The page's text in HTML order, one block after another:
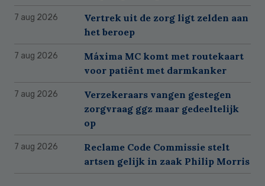
7 aug 2026
Vertrek uit de zorg ligt zelden aan
het beroep
7 aug 2026
Máxima MC komt met routekaart
voor patiënt met darmkanker
7 aug 2026
Verzekeraars vangen gestegen
zorgvraag ggz maar gedeeltelijk
op
7 aug 2026
Reclame Code Commissie stelt
artsen gelijk in zaak Philip Morris